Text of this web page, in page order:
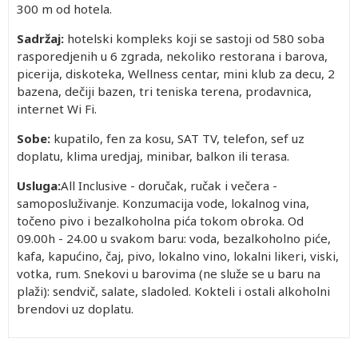
300 m od hotela.
Sadržaj: hotelski kompleks koji se sastoji od 580 soba
rasporedjenih u 6 zgrada, nekoliko restorana i barova,
picerija, diskoteka, Wellness centar, mini klub za decu, 2
bazena, dečiji bazen, tri teniska terena, prodavnica,
internet Wi Fi.
Sobe: kupatilo, fen za kosu, SAT TV, telefon, sef uz
doplatu, klima uredjaj, minibar, balkon ili terasa.
Usluga:All Inclusive - doručak, ručak i večera -
samoposluživanje. Konzumacija vode, lokalnog vina,
točeno pivo i bezalkoholna pića tokom obroka. Od
09.00h - 24.00 u svakom baru: voda, bezalkoholno piće,
kafa, kapućino, čaj, pivo, lokalno vino, lokalni likeri, viski,
votka, rum. Snekovi u barovima (ne služe se u baru na
plaži): sendvič, salate, sladoled. Kokteli i ostali alkoholni
brendovi uz doplatu.